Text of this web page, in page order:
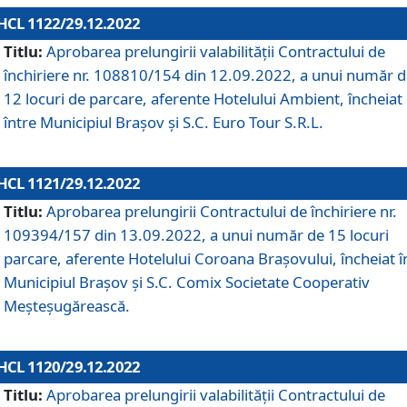
1122/29.12.2022
Titlu: Aprobarea prelungirii valabilității Contractului de
închiriere nr. 108810/154 din 12.09.2022, a unui număr
12 locuri de parcare, aferente Hotelului Ambient, încheiat
între Municipiul Braşov şi S.C. Euro Tour S.R.L.
1121/29.12.2022
Titlu: Aprobarea prelungirii Contractului de închiriere nr.
109394/157 din 13.09.2022, a unui număr de 15 locuri
parcare, aferente Hotelului Coroana Brașovului, încheiat
Municipiul Braşov şi S.C. Comix Societate Cooperativ
Meşteşugărească.
1120/29.12.2022
Titlu: Aprobarea prelungirii valabilității Contractului de